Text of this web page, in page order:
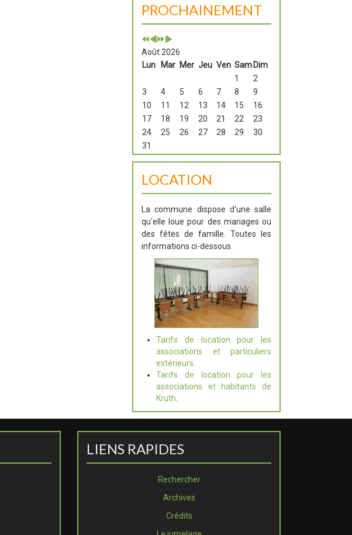
PROCHAINEMENT
Août 2026
Lun
Mar Mer Jeu Ven Sam Dim
1
2
3
4 5 6 7 8
9
10
11 12 13 14 15
16
17
18 19 20 21 22
23
24
25 26 27 28 29
30
31
LOCATION
La commune dispose d'une salle
qu'elle loue pour des mariages ou
des fêtes de famille. Toutes les
informations ci-dessous.
Tarifs de location pour les
associations et particuliers
extérieurs
Tarifs de location pour les
associations et habitants de
Kruth
LIENS RAPIDES
Rechercher
Archives
Crédits